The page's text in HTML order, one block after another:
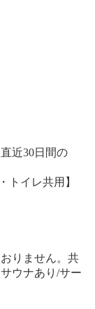
近30日間の
トイレ共用】
りません。共
ウナあり/サー